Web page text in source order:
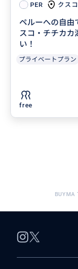
PER クスコ
ペルーへの自由
スコ・チチカカ
い！
プライベートプラン
free
BUYMA